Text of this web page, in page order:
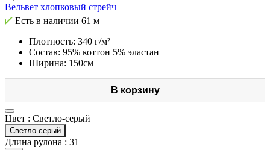
Вельвет хлопковый стрейч
Есть в наличии 61 м
Плотность: 340 г/м²
Состав: 95% коттон 5% эластан
Ширина: 150см
В корзину
Цвет : Светло-серый
Светло-серый
Длина рулона : 31